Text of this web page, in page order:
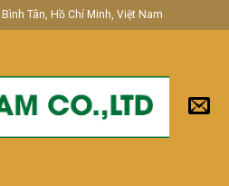
Tân, Hồ Chí Minh, Việt Nam